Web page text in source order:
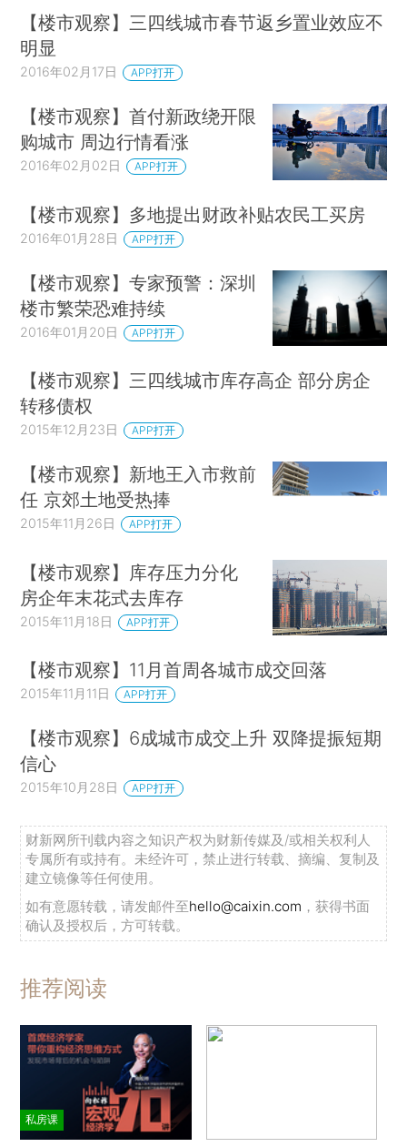
【楼市观察】三四线城市春节返乡置业效应不
明显
2016年02月17日 APP打开
【楼市观察】首付新政绕开限
购城市 周边行情看涨
2016年02月02日 APP打开
【楼市观察】多地提出财政补贴农民工买房
2016年01月28日 APP打开
【楼市观察】专家预警：深圳
楼市繁荣恐难持续
2016年01月20日 APP打开
【楼市观察】三四线城市库存高企 部分房企
转移债权
2015年12月23日 APP打开
【楼市观察】新地王入市救前
任 京郊土地受热捧
2015年11月26日 APP打开
【楼市观察】库存压力分化
房企年末花式去库存
2015年11月18日 APP打开
【楼市观察】11月首周各城市成交回落
2015年11月11日 APP打开
【楼市观察】6成城市成交上升 双降提振短期
信心
2015年10月28日 APP打开
财新网所刊载内容之知识产权为财新传媒及/或相关权利人
专属所有或持有。未经许可，禁止进行转载、摘编、复制及
建立镜像等任何使用。
如有意愿转载，请发邮件至hello@caixin.com ，获得书面
确认及授权后，方可转载。
推荐阅读
私房课